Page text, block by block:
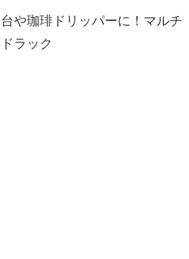
や珈琲ドリッパーに！マルチ
ラック